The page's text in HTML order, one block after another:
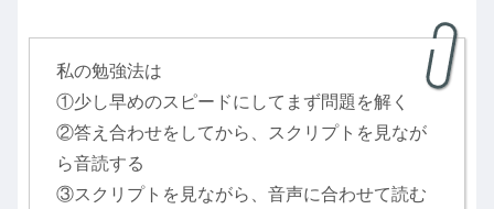
私の勉強法は
①少し早めのスピードにしてまず問題を解く
②答え合わせをしてから、スクリプトを見なが
ら音読する
③スクリプトを見ながら、音声に合わせて読む